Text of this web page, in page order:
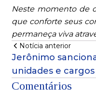
Neste momento de
que conforte seus
permaneça viva
Notícia anterior
Jerônimo
unidades e
veja quais
Comentários